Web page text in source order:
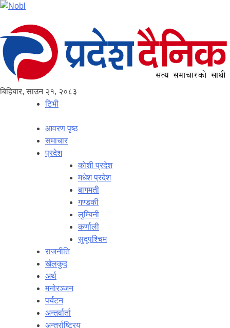
बिहिबार, साउन २१, २०८३
टिभी
आवरण पृष्‍ठ
समाचार
प्रदेश
काेशी प्रदेश
मधेश प्रदेश
बागमती
गण्डकी
लुम्बिनी
कर्णाली
सुदूपश्‍चिम
राजनीति
खेलकुद
अर्थ
मनोरञ्‍जन
पर्यटन
अन्तर्वार्ता
अन्तर्राष्‍ट्रिय